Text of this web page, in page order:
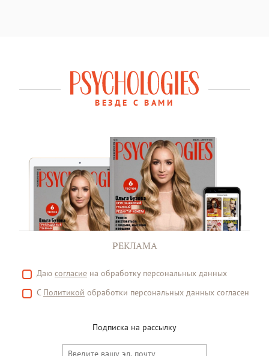
ВЕЗДЕ С ВАМИ
РЕКЛАМА
Даю согласие на обработку персональных данных
С Политикой обработки персональных данных согласен
Подписка на рассылку